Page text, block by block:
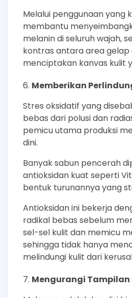
Melalui penggunaan yang
membantu
melanin di seluruh wajah,
kontras antara area
menciptakan kanvas kulit
Memberikan
Stres oksidatif yang
bebas dari polusi dan
pemicu utama produksi
dini.
Banyak sabun pencerah
antioksidan kuat seperti
bentuk turunannya yang
Antioksidan ini bekerja
radikal bebas sebelum
sel-sel kulit dan memicu
sehingga tidak hanya
melindungi kulit dari
Mengurangi Tampilan